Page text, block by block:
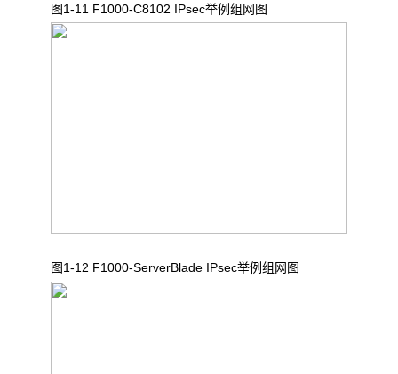
图1-11 F1000-C8102 IPsec举例组网图
图1-12 F1000-ServerBlade IPsec举例组网图